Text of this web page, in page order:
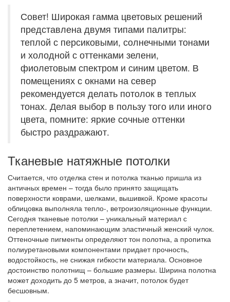
Совет! Широкая гамма цветовых решений
представлена двумя типами палитры:
теплой с персиковыми, солнечными тонами
и холодной с оттенками зелени,
фиолетовым спектром и синим цветом. В
помещениях с окнами на север
рекомендуется делать потолок в теплых
тонах. Делая выбор в пользу того или иного
цвета, помните: яркие сочные оттенки
быстро раздражают.
Тканевые натяжные потолки
Считается, что отделка стен и потолка тканью пришла из
античных времен – тогда было принято защищать
поверхности коврами, шелками, вышивкой. Кроме красоты
облицовка выполняла тепло-, ветроизоляционные функции.
Сегодня тканевые потолки – уникальный материал с
переплетением, напоминающим эластичный женский чулок.
Оттеночные пигменты определяют тон полотна, а пропитка
полиуретановыми компонентами придает прочность,
водостойкость, не снижая гибкости материала. Основное
достоинство полотнищ – большие размеры. Ширина полотна
может доходить до 5 метров, а значит, потолок будет
бесшовным.